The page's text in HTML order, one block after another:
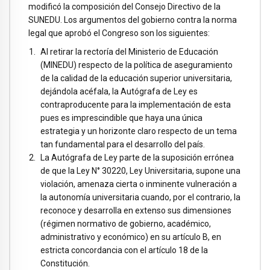
modificó la composición del Consejo Directivo de la
SUNEDU. Los argumentos del gobierno contra la norma
legal que aprobó el Congreso son los siguientes:
Al retirar la rectoría del Ministerio de Educación
(MINEDU) respecto de la política de aseguramiento
de la calidad de la educación superior universitaria,
dejándola acéfala, la Autógrafa de Ley es
contraproducente para la implementación de esta
pues es imprescindible que haya una única
estrategia y un horizonte claro respecto de un tema
tan fundamental para el desarrollo del país.
La Autógrafa de Ley parte de la suposición errónea
de que la Ley N° 30220, Ley Universitaria, supone una
violación, amenaza cierta o inminente vulneración a
la autonomía universitaria cuando, por el contrario, la
reconoce y desarrolla en extenso sus dimensiones
(régimen normativo de gobierno, académico,
administrativo y económico) en su artículo B, en
estricta concordancia con el artículo 18 de la
Constitución.